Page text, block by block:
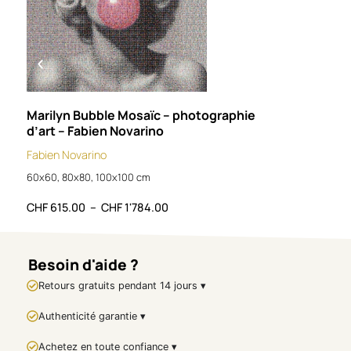
FICHE
TECHNIQUE :
Artiste : Christof
Monnin
Titre : Refuge
d’altitude
Technique : Peinture
Presentation –
Marilyn Bubble Mosaïc – photographie
d’art – Fabien Novarino
Fabien Novarino
60x60, 80x80, 100x100 cm
CHF615.00 – CHF1'784.00
Besoin d'aide ?
Retours gratuits pendant 14 jours ▾
Authenticité garantie ▾
Achetez en toute confiance ▾